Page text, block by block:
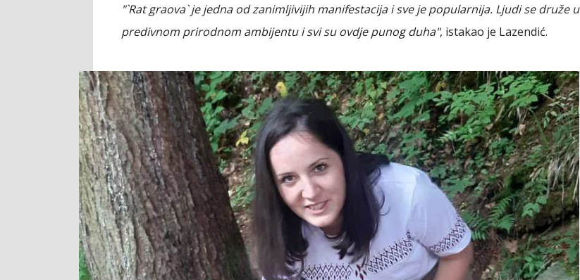
"`Rat graova` je jedna od zanimljivijih manifestacija i sve je popularnija. Ljudi se druže u
predivnom prirodnom ambijentu i svi su ovdje punog duha", istakao je Lazendić.